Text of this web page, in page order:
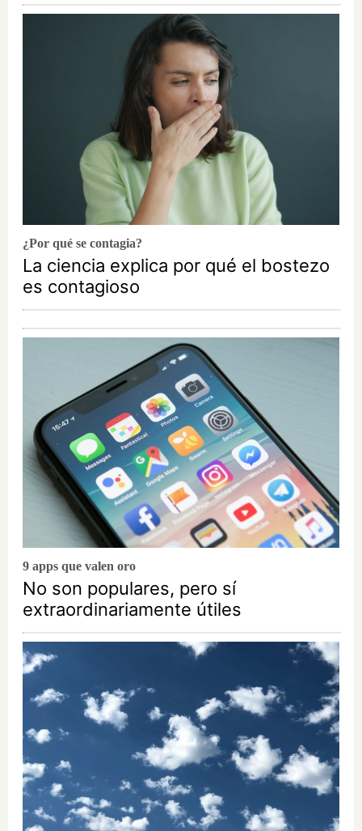
¿Por qué se contagia?
La ciencia explica por qué el bostezo
es contagioso
9 apps que valen oro
No son populares, pero sí
extraordinariamente útiles